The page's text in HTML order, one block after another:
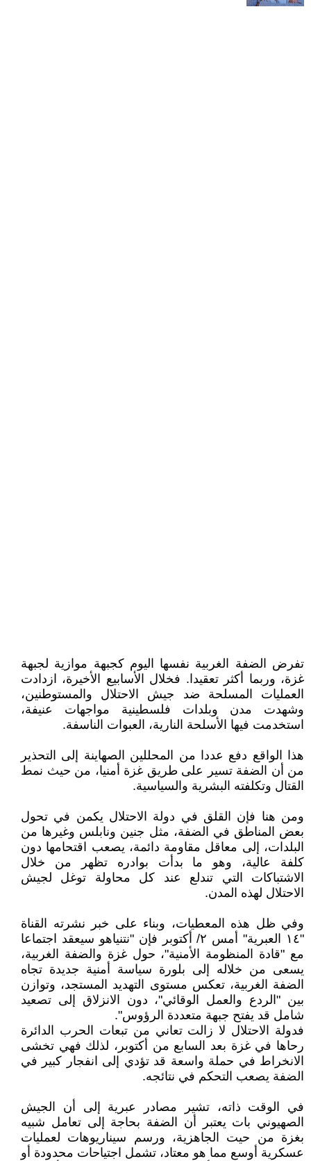
تفرض الضفة الغربية نفسها اليوم كجبهة موازية لجبهة
غزة، وربما أكثر تعقيدا. فخلال الأسابيع الأخيرة، ازدادت
العمليات المسلحة ضد جيش الاحتلال والمستوطنين،
وشهدت مدن وبلدات فلسطينية مواجهات عنيفة،
استخدمت فيها الأسلحة النارية، العبوات الناسفة.
هذا الواقع دفع عددا من المحللين الصهاينة إلى التحذير
من أن الضفة تسير على طريق غزة أمنيا، من حيث نمط
القتال وتكلفته البشرية والسياسية.
ومن هنا فإن القلق في دولة الاحتلال يكمن في تحول
بعض المناطق في الضفة، مثل جنين ونابلس وغيرها من
البلدات، إلى معاقل مقاومة دائمة، يصعب اقتحامها دون
كلفة عالية، وهو ما بدأت بوادره تظهر من خلال
الاشتباكات التي تندلع عند كل محاولة توغل لجيش
الاحتلال لهذه المدن.
وفي ظل هذه المعطيات، وبناء على خبر نشرته القناة
"١٤ العبرية" أمس ٢/ أكتوبر فإن "نتنياهو سيعقد اجتماعا
مع "قادة المنظومة الأمنية"، حول غزة والضفة الغربية،
يسعى من خلاله إلى بلورة سياسة أمنية جديدة تجاه
الضفة الغربية، تعكس مستوى التهديد المستجد، وتوازن
بين "الردع والعمل الوقائي"، دون الانزلاق إلى تصعيد
شامل قد يفتح جبهة متعددة الرؤوس".
فدولة الاحتلال لا زالت تعاني من تبعات الحرب الدائرة
رحاها في غزة بعد السابع من أكتوبر، لذلك فهي تخشى
الانخراط في حملة واسعة قد تؤدي إلى انفجار كبير في
الضفة يصعب التحكم في نتائجه.
في الوقت ذاته، تشير مصادر عبرية إلى أن الجيش
الصهيوني بات يعتبر أن الضفة بحاجة إلى تعامل شبيه
بغزة من حيت الجاهزية، ورسم سيناريوهات لعمليات
عسكرية أوسع مما هو معتاد، تشمل اجتياحات محدودة أو